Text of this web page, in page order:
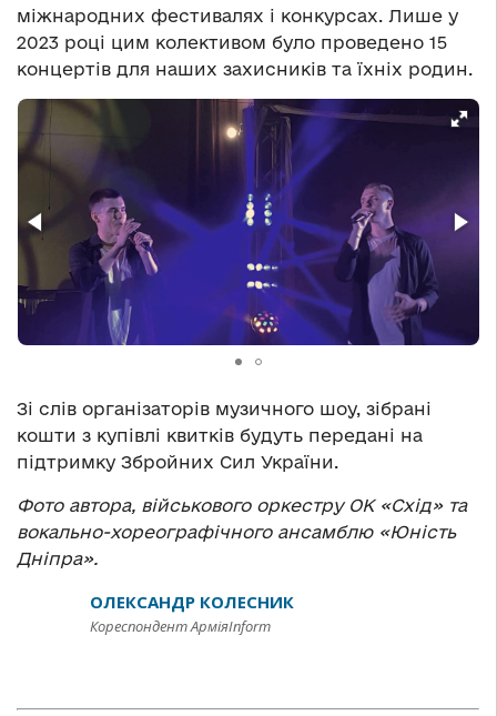
міжнародних фестивалях і конкурсах. Лише у
2023 році цим колективом було проведено 15
концертів для наших захисників та їхніх родин.
Зі слів організаторів музичного шоу, зібрані
кошти з купівлі квитків будуть передані на
підтримку Збройних Сил України.
Фото автора, військового оркестру ОК «Схід» та
вокально-хореографічного ансамблю «Юність
Дніпра».
ОЛЕКСАНДР КОЛЕСНИК
Кореспондент АрміяInform